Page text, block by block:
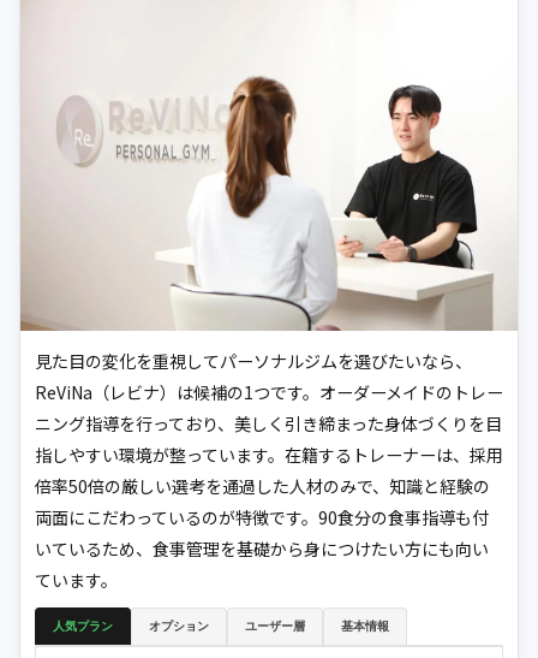
見た目の変化を重視してパーソナルジムを選びたいなら、
ReViNa（レビナ）は候補の1つです。オーダーメイドのトレー
ニング指導を行っており、美しく引き締まった身体づくりを目
指しやすい環境が整っています。在籍するトレーナーは、採用
倍率50倍の厳しい選考を通過した人材のみで、知識と経験の
両面にこだわっているのが特徴です。90食分の食事指導も付
いているため、食事管理を基礎から身につけたい方にも向い
ています。
人気プラン オプション ユーザー層 基本情報